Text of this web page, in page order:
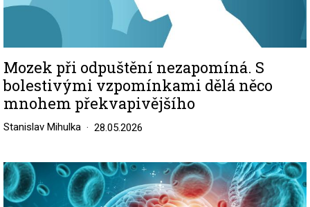
Mozek při odpuštění nezapomíná. S
bolestivými vzpomínkami dělá něco
mnohem překvapivějšího
Stanislav Mihulka 28.05.2026
Image